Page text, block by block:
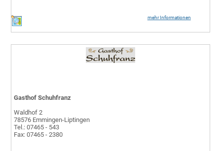
mehr Informationen
Gasthof Schuhfranz
Waldhof 2
78576 Emmingen-Liptingen
Tel.: 07465 - 543
Fax: 07465 - 2380